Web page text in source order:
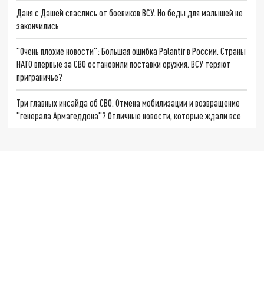
Даня с Дашей спаслись от боевиков ВСУ. Но беды для малышей не
закончились
"Очень плохие новости": Большая ошибка Palantir в России. Страны
НАТО впервые за СВО остановили поставки оружия. ВСУ теряют
приграничье?
Три главных инсайда об СВО. Отмена мобилизации и возвращение
"генерала Армагеддона"? Отличные новости, которые ждали все